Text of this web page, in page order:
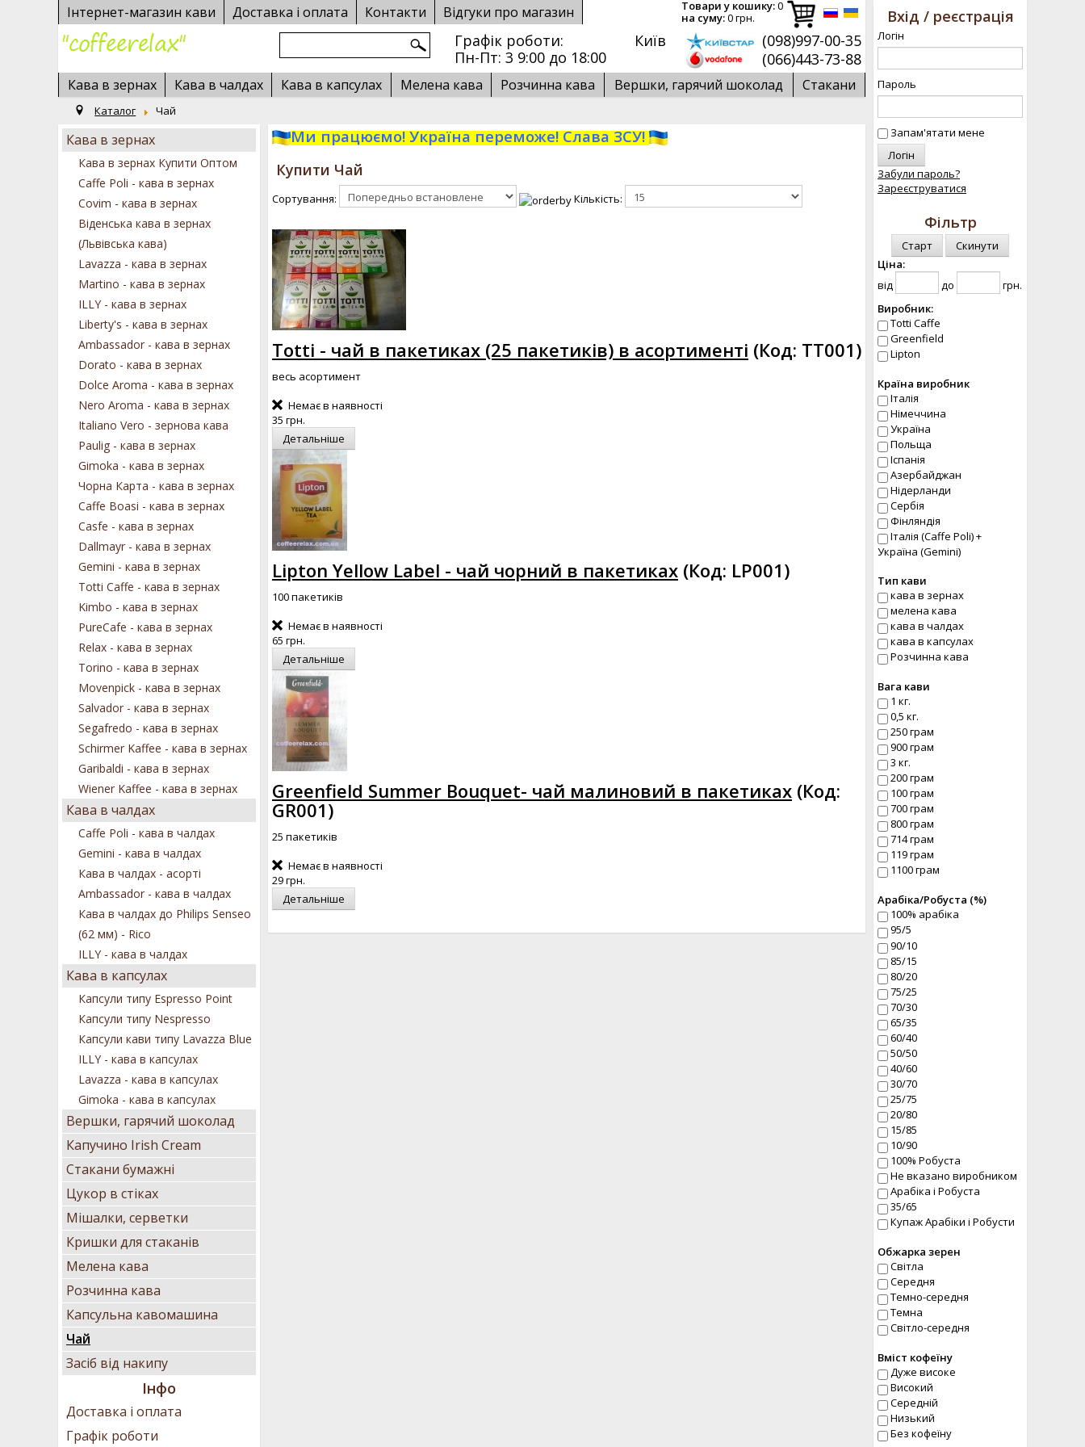
Графік роботи:
Пн-Пт: 3 9:00 до 18:00
Київ
(098)997-00-35
(066)443-73-88
Товари у кошику:0
на суму:0 грн.
Інтернет-магазин кави Доставка і оплата Контакти Відгуки про магазин
Кава в зернах Кава в чалдах Кава в капсулах Мелена кава Розчинна кава Вершки, гарячий шоколад Стакани
Каталог Чай
Ми працюємо! Україна переможе! Слава ЗСУ!
Купити Чай
Сортування: Кількість:
Totti - чай в пакетиках (25 пакетиків) в асортименті (Код: TT001)
весь асортимент
Немає в наявності
35 грн.
Детальніше
Lipton Yellow Label - чай чорний в пакетиках (Код: LP001)
100 пакетиків
Немає в наявності
65 грн.
Детальніше
Greenfield Summer Bouquet- чай малиновий в пакетиках (Код:
GR001)
25 пакетиків
Немає в наявності
29 грн.
Детальніше
Кава в зернах
Кава в зернах Купити Оптом
Caffe Poli - кава в зернах
Covim - кава в зернах
Віденська кава в зернах
(Львівська кава)
Lavazza - кава в зернах
Martino - кава в зернах
ILLY - кава в зернах
Liberty's - кава в зернах
Ambassador - кава в зернах
Dorato - кава в зернах
Dolce Aroma - кава в зернах
Nero Aroma - кава в зернах
Italiano Vero - зернова кава
Paulig - кава в зернах
Gimoka - кава в зернах
Чорна Карта - кава в зернах
Caffe Boasi - кава в зернах
Casfe - кава в зернах
Dallmayr - кава в зернах
Gemini - кава в зернах
Totti Caffe - кава в зернах
Kimbo - кава в зернах
PureCafe - кава в зернах
Relax - кава в зернах
Torino - кава в зернах
Movenpick - кава в зернах
Salvador - кава в зернах
Segafredo - кава в зернах
Schirmer Kaffee - кава в зернах
Garibaldi - кава в зернах
Wiener Kaffee - кава в зернах
Кава в чалдах
Caffe Poli - кава в чалдах
Gemini - кава в чалдах
Кава в чалдах - асорті
Ambassador - кава в чалдах
Кава в чалдах до Philips Senseo
(62 мм) - Rico
ILLY - кава в чалдах
Кава в капсулах
Капсули типу Espresso Point
Капсули типу Nespresso
Капсули кави типу Lavazza Blue
ILLY - кава в капсулах
Lavazza - кава в капсулах
Gimoka - кава в капсулах
Вершки, гарячий шоколад
Капучино Irish Cream
Стакани бумажні
Цукор в стіках
Мішалки, серветки
Кришки для стаканів
Мелена кава
Розчинна кава
Капсульна кавомашина
Чай
Засіб від накипу
Інфо
Доставка і оплата
Графік роботи
Вхід / реєстрація
Логін
Пароль
Запам'ятати мене
Забули пароль?
Зареєструватися
Фільтр
Скинути
Ціна:
від
до
грн.
Виробник:
Totti Caffe
Greenfield
Lipton
Країна виробник
Італія
Німеччина
Україна
Польща
Іспанія
Азербайджан
Нідерланди
Сербія
Фінляндія
Італія (Caffe Poli) +
Україна (Gemini)
Тип кави
кава в зернах
мелена кава
кава в чалдах
кава в капсулах
Розчинна кава
Вага кави
1 кг.
0,5 кг.
250 грам
900 грам
3 кг.
200 грам
100 грам
700 грам
800 грам
714 грам
119 грам
1100 грам
Арабіка/Робуста (%)
100% арабіка
95/5
90/10
85/15
80/20
75/25
70/30
65/35
60/40
50/50
40/60
30/70
25/75
20/80
15/85
10/90
100% Робуста
Не вказано виробником
Арабіка і Робуста
35/65
Купаж Арабіки і Робусти
Обжарка зерен
Світла
Середня
Темно-середня
Темна
Світло-середня
Вміст кофеїну
Дуже високе
Високий
Середній
Низький
Без кофеїну